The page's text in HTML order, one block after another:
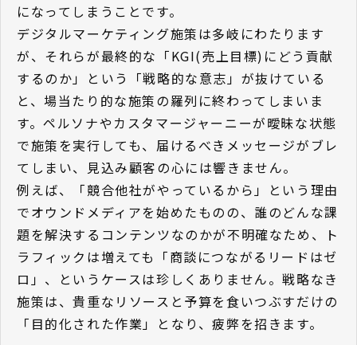
になってしまうことです。
デジタルマーケティング施策は多岐にわたります
が、それらが最終的な「KGI(売上目標)にどう貢献
するのか」という「戦略的な意志」が抜けている
と、場当たり的な施策の羅列に終わってしまいま
す。ペルソナやカスタマージャーニーが曖昧な状態
で施策を実行しても、届けるべきメッセージがブレ
てしまい、見込み顧客の心には響きません。
例えば、「競合他社がやっているから」という理由
でオウンドメディアを始めたものの、誰のどんな課
題を解決するコンテンツなのかが不明確なため、ト
ラフィックは増えても「商談につながるリードはゼ
ロ」、というケースは珍しくありません。戦略なき
施策は、貴重なリソースと予算を食いつぶすだけの
「目的化された作業」となり、疲弊を招きます。